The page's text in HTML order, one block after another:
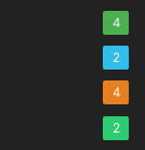
4
2
4
2